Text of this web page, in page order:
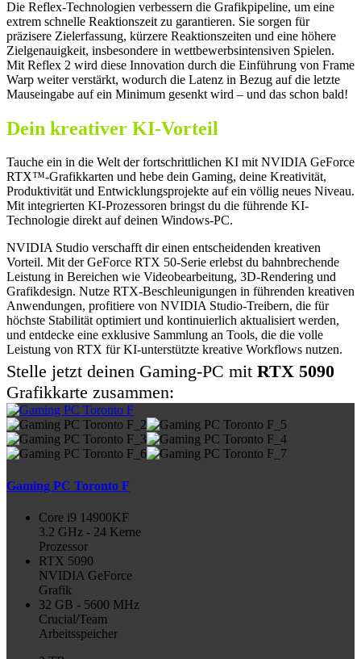
Die Reflex-Technologien verbessern die Grafikpipeline, um eine
extrem schnelle Reaktionszeit zu garantieren. Sie sorgen für
präzisere Zielerfassung, kürzere Reaktionszeiten und eine höhere
Zielgenauigkeit, insbesondere in wettbewerbsintensiven Spielen.
Mit Reflex 2 wird diese Innovation durch die Einführung von Frame
Warp weiter verstärkt, wodurch die Latenz in Bezug auf die letzte
Mauseingabe auf ein Minimum gesenkt wird – und das schon bald!
Dein kreativer KI-Vorteil
Tauche ein in die Welt der fortschrittlichen KI mit NVIDIA GeForce
RTX™-Grafikkarten und hebe dein Gaming, deine Kreativität,
Produktivität und Entwicklungsprojekte auf ein völlig neues Niveau.
Mit integrierten KI-Prozessoren bringst du die führende KI-
Technologie direkt auf deinen Windows-PC.
NVIDIA Studio verschafft dir einen entscheidenden kreativen
Vorteil. Mit der GeForce RTX 50-Serie erlebst du bahnbrechende
Leistung in Bereichen wie Videobearbeitung, 3D-Rendering und
Grafikdesign. Nutze RTX-Beschleunigungen in führenden kreativen
Anwendungen, profitiere von NVIDIA Studio-Treibern, die für
höchste Stabilität optimiert und kontinuierlich aktualisiert werden,
und entdecke eine exklusive Sammlung an Tools, die die volle
Leistung von RTX für KI-unterstützte kreative Workflows nutzen.
Stelle jetzt deinen Gaming-PC mit RTX 5090
Grafikkarte zusammen:
Gaming PC Toronto F
Core i9 14900KF
3.2 GHz - 24 Kerne
Prozessor
RTX 5090
NVIDIA GeForce
Grafik
32 GB - 5600 MHz
Crucial/Team
Arbeitsspeicher